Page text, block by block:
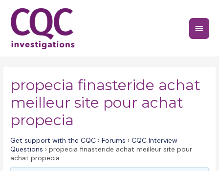
content
Main
propecia finasteride achat
meilleur site pour achat
propecia
Get support with the CQC › Forums › CQC Interview
Questions › propecia finasteride achat meilleur site pour
achat propecia